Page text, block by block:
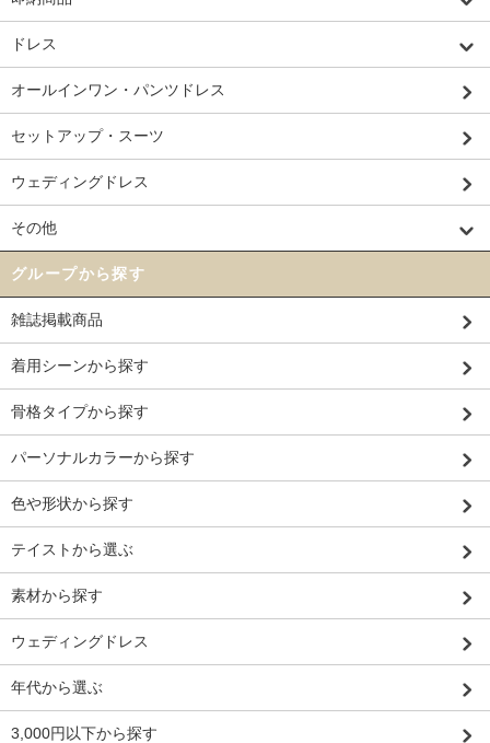
ドレス
オールインワン・パンツドレス
セットアップ・スーツ
ウェディングドレス
その他
グループから探す
雑誌掲載商品
着用シーンから探す
骨格タイプから探す
パーソナルカラーから探す
色や形状から探す
テイストから選ぶ
素材から探す
ウェディングドレス
年代から選ぶ
3,000円以下から探す